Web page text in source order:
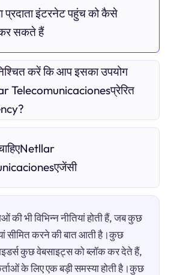
प्रदाता इंटरनेट पहुंच को कैसे
कर सकते हैं
करें कि आप इसका उपयोग
Telecomunicacionesप्रेरित
की भी विभिन्न नीतियां होती हैं, जब कुछ
सीमित करने की बात आती है।कुछ
कुछ वेबसाइट्स को ब्लॉक कर देते हैं,
के लिए एक बड़ी समस्या होती है।कुछ